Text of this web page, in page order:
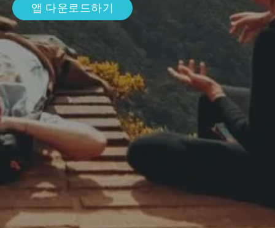
앱 다운로드하기